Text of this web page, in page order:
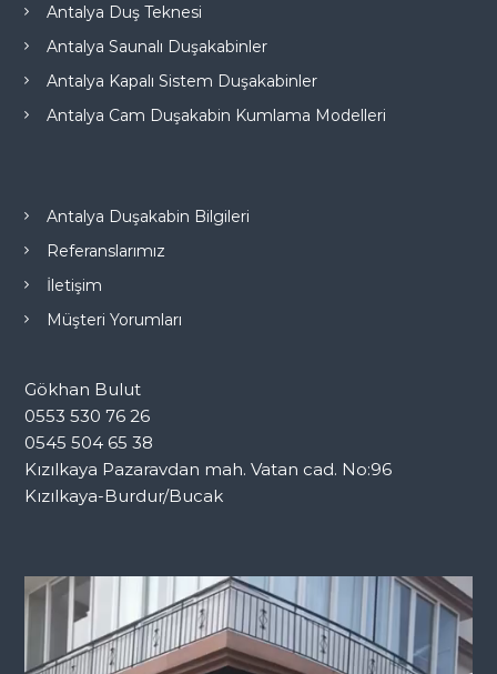
Antalya Duş Teknesi
Antalya Saunalı Duşakabinler
Antalya Kapalı Sistem Duşakabinler
Antalya Cam Duşakabin Kumlama Modelleri
Antalya Duşakabin Bilgileri
Referanslarımız
İletişim
Müşteri Yorumları
Gökhan Bulut
0553 530 76 26
0545 504 65 38
Kızılkaya Pazaravdan mah. Vatan cad. No:96
Kızılkaya-Burdur/Bucak
i